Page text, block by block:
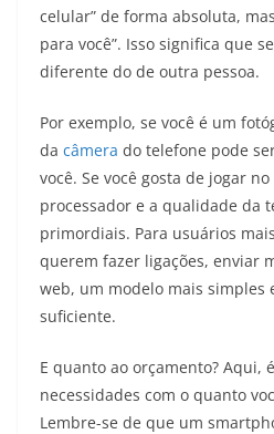
celular” de forma absoluta,
para você”. Isso significa que
diferente do de outra pessoa.
Por exemplo, se você é um
da câmera do telefone pode
você. Se você gosta de jogar
processador e a qualidade da
primordiais. Para usuários
querem fazer ligações, enviar
web, um modelo mais simples
suficiente.
E quanto ao orçamento? Aqui,
necessidades com o quanto
Lembre-se de que um